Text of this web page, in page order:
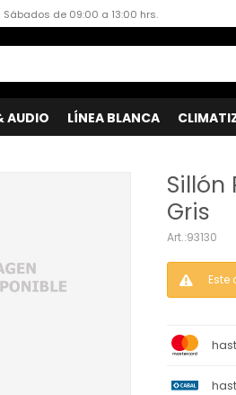
AUDIO LÍNEA BLANCA
Sábados de 09:00 a 13:00 hrs.
Sillón
Gris
93130